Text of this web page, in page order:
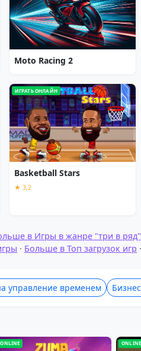
Moto Racing 2
ИГРАТЬ ОНЛАЙН
Basketball Stars
★ 3,2
в Игры в жанре "три в ряд"
· Больше в Топ загрузок игр ·
управление временем
ONLINE ONLINE